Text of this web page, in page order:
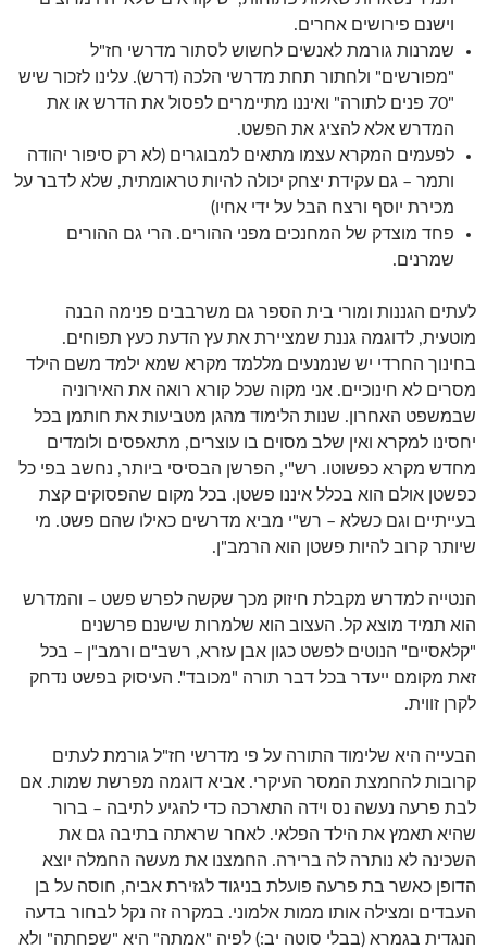
וישנם פירושים אחרים.
שמרנות גורמת לאנשים לחשוש לסתור מדרשי חז"ל
"מפורשים" ולחתור תחת מדרשי הלכה (דרש). עלינו לזכור שיש
"70 פנים לתורה" ואיננו מתיימרים לפסול את הדרש או את
המדרש אלא להציג את הפשט.
לפעמים המקרא עצמו מתאים למבוגרים (לא רק סיפור יהודה
ותמר – גם עקידת יצחק יכולה להיות טראומתית, שלא לדבר על
מכירת יוסף ורצח הבל על ידי אחיו)
פחד מוצדק של המחנכים מפני ההורים. הרי גם ההורים
שמרנים.
לעתים הגננות ומורי בית הספר גם משרבבים פנימה הבנה
מוטעית, לדוגמה גננת שמציירת את עץ הדעת כעץ תפוחים.
בחינוך החרדי יש שנמנעים מללמד מקרא שמא ילמד משם הילד
מסרים לא חינוכיים. אני מקוה שכל קורא רואה את האירוניה
שבמשפט האחרון. שנות הלימוד מהגן מטביעות את חותמן בכל
יחסינו למקרא ואין שלב מסוים בו עוצרים, מתאפסים ולומדים
מחדש מקרא כפשוטו. רש"י, הפרשן הבסיסי ביותר, נחשב בפי כל
כפשטן אולם הוא בכלל איננו פשטן. בכל מקום שהפסוקים קצת
בעייתיים וגם כשלא – רש"י מביא מדרשים כאילו שהם פשט. מי
שיותר קרוב להיות פשטן הוא הרמב"ן.
הנטייה למדרש מקבלת חיזוק מכך שקשה לפרש פשט – והמדרש
הוא תמיד מוצא קל. העצוב הוא שלמרות שישנם פרשנים
"קלאסיים" הנוטים לפשט כגון אבן עזרא, רשב"ם ורמב"ן – בכל
זאת מקומם ייעדר בכל דבר תורה "מכובד". העיסוק בפשט נדחק
לקרן זווית.
הבעייה היא שלימוד התורה על פי מדרשי חז"ל גורמת לעתים
קרובות להחמצת המסר העיקרי. אביא דוגמה מפרשת שמות. אם
לבת פרעה נעשה נס וידה התארכה כדי להגיע לתיבה – ברור
שהיא תאמץ את הילד הפלאי. לאחר שראתה בתיבה גם את
השכינה לא נותרה לה ברירה. החמצנו את מעשה החמלה יוצא
הדופן כאשר בת פרעה פועלת בניגוד לגזירת אביה, חוסה על בן
העבדים ומצילה אותו ממות אלמוני. במקרה זה נקל לבחור בדעה
הנגדית בגמרא (בבלי סוטה יב:) לפיה "אמתה" היא "שפחתה" ולא